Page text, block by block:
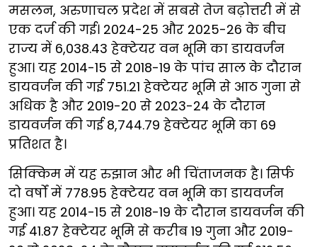
मसलन, अरुणाचल प्रदेश में सबसे तेज बढ़ोत्तरी में से
एक दर्ज की गई। 2024-25 और 2025-26 के बीच
राज्य में 6,038.43 हेक्टेयर वन भूमि का डायवर्जन
हुआ। यह 2014-15 से 2018-19 के पांच साल के दौरान
डायवर्जन की गई 751.21 हेक्टेयर भूमि से आठ गुना से
अधिक है और 2019-20 से 2023-24 के दौरान
डायवर्जन की गई 8,744.79 हेक्टेयर भूमि का 69
प्रतिशत है।
सिक्किम में यह रुझान और भी चिंताजनक है। सिर्फ
दो वर्षों में 778.95 हेक्टेयर वन भूमि का डायवर्जन
हुआ। यह 2014-15 से 2018-19 के दौरान डायवर्जन की
गई 41.87 हेक्टेयर भूमि से करीब 19 गुना और 2019-